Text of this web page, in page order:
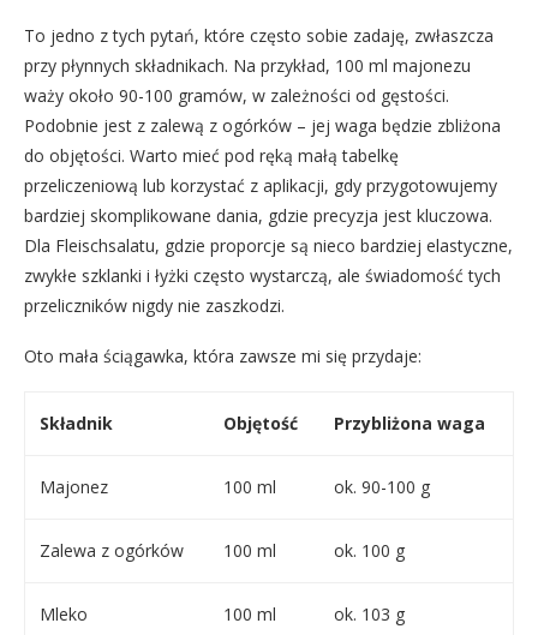
To jedno z tych pytań, które często sobie zadaję, zwłaszcza
przy płynnych składnikach. Na przykład, 100 ml majonezu
waży około 90-100 gramów, w zależności od gęstości.
Podobnie jest z zalewą z ogórków – jej waga będzie zbliżona
do objętości. Warto mieć pod ręką małą tabelkę
przeliczeniową lub korzystać z aplikacji, gdy przygotowujemy
bardziej skomplikowane dania, gdzie precyzja jest kluczowa.
Dla Fleischsalatu, gdzie proporcje są nieco bardziej elastyczne,
zwykłe szklanki i łyżki często wystarczą, ale świadomość tych
przeliczników nigdy nie zaszkodzi.
Oto mała ściągawka, która zawsze mi się przydaje:
Składnik Objętość Przybliżona waga
Majonez 100 ml ok. 90-100 g
Zalewa z ogórków 100 ml ok. 100 g
Mleko 100 ml ok. 103 g